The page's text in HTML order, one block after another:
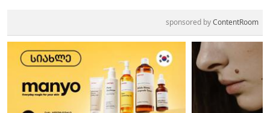
sponsored byContentRoom